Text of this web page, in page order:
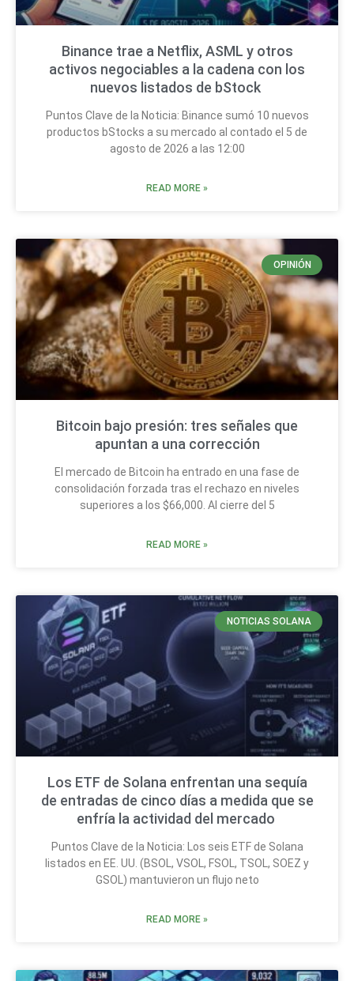
Binance trae a Netflix, ASML y otros
activos negociables a la cadena con los
nuevos listados de bStock
Puntos Clave de la Noticia: Binance sumó 10 nuevos
productos bStocks a su mercado al contado el 5 de
agosto de 2026 a las 12:00
READ MORE »
OPINIÓN
Bitcoin bajo presión: tres señales que
apuntan a una corrección
El mercado de Bitcoin ha entrado en una fase de
consolidación forzada tras el rechazo en niveles
superiores a los $66,000. Al cierre del 5
READ MORE »
NOTICIAS SOLANA
Los ETF de Solana enfrentan una sequía
de entradas de cinco días a medida que se
enfría la actividad del mercado
Puntos Clave de la Noticia: Los seis ETF de Solana
listados en EE. UU. (BSOL, VSOL, FSOL, TSOL, SOEZ y
GSOL) mantuvieron un flujo neto
READ MORE »